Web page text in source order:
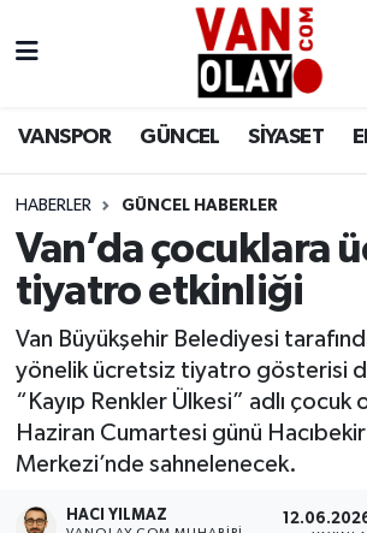
VANSPOR GÜNCEL SİYASET
HABERLER GÜNCEL HABERLER
Van’da çocuklara
tiyatro etkinliği
Van Büyükşehir Belediyesi
yönelik ücretsiz tiyatro gösterisi
“Kayıp Renkler Ülkesi” adlı çocuk
Haziran Cumartesi günü
Merkezi’nde sahnelenecek.
HACI YILMAZ
Siyaset
Ekonomi
Sağlık
Eğitim
Bilim & Teknoloji
Dünya
Van Nöbetçi Eczaneler
Van Namaz Vakitleri
Van Trafik Yoğunluk Haritası
Süper Lig Puan Durumu ve
Tüm Manşetler
Son Dakika Haberleri
Haber Arşivi